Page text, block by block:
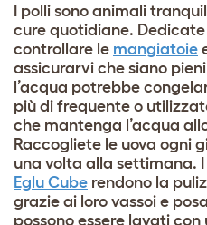
I polli sono animali
cure quotidiane.
controllare le mangiatoie
assicurarvi che siano
l’acqua potrebbe
più di frequente o
che mantenga l’acqua
Raccogliete le uova ogni
una volta alla settimana. I
Eglu Cube rendono la
grazie ai loro vassoi e
possono essere lavati